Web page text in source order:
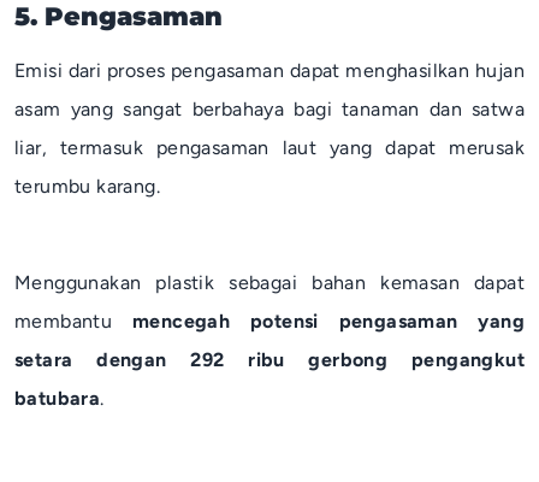
5. Pengasaman
Emisi dari proses pengasaman dapat menghasilkan hujan
asam yang sangat berbahaya bagi tanaman dan satwa
liar, termasuk pengasaman laut yang dapat merusak
terumbu karang.
Menggunakan plastik sebagai bahan kemasan dapat
membantu mencegah potensi pengasaman yang
setara dengan 292 ribu gerbong pengangkut
batubara.